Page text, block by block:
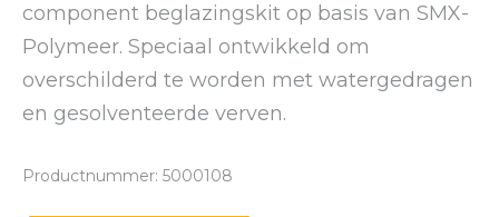
component beglazingskit op basis van SMX-
Polymeer. Speciaal ontwikkeld om
overschilderd te worden met watergedragen
en gesolventeerde verven.
Productnummer: 5000108